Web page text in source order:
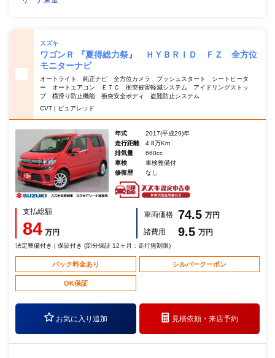
スズキ
ワゴンＲ 『夏得総力祭』 ＨＹＢＲＩＤ ＦＺ 全方位
モニターナビ
オートライト 純正ナビ 全方位カメラ プッシュスタート シートヒータ
ー オートエアコン ＥＴＣ 衝突被害軽減システム アイドリングストッ
プ 横滑り防止機能 衝突安全ボディ 盗難防止システム
CVT | ピュアレッド
年式
2017(平成29)年
走行距離
4.8万Km
排気量
660cc
車検
車検整備付
修復歴
なし
支払総額
84 万円
車両価格 74.5 万円
諸費用
9.5 万円
法定整備付き | 保証付き (部分保証 12ヶ月：走行無制限)
パック料金あり シルバークーポン
OK保証
お気に入り追加 見積依頼・来店予約